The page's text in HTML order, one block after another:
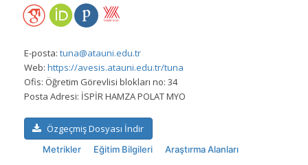
E-posta: tuna@atauni.edu.tr
Web: https://avesis.atauni.edu.tr/tuna
Ofis: Öğretim Görevlisi blokları no: 34
Posta Adresi: İSPİR HAMZA POLAT MYO
Özgeçmiş Dosyası İndir
Metrikler Eğitim Bilgileri Araştırma Alanları